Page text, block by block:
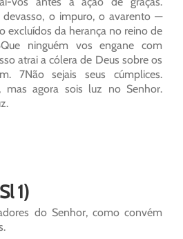
devasso, o impuro, o avarento —
excluídos da herança no reino de
ninguém vos engane com
atrai a cólera de Deus sobre os
7Não sejais seus cúmplices.
mas agora sois luz no Senhor.
1)
do Senhor, como convém